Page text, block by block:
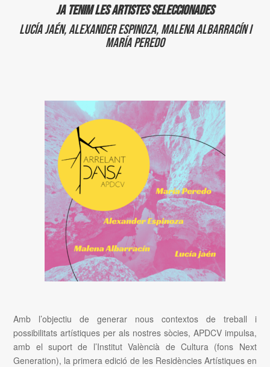
Ja tenim les artistes seleccionades
Lucía Jaén, Alexander Espinoza, Malena Albarracín i
María Peredo
Amb l’objectiu de generar nous contextos de treball i
possibilitats artístiques per als nostres sòcies, APDCV impulsa,
amb el suport de l’Institut Valèncià de Cultura (fons Next
Generation), la primera edició de les Residències Artístiques en